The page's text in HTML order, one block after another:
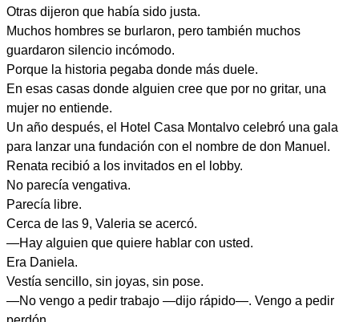
Otras dijeron que había sido justa.
Muchos hombres se burlaron, pero también muchos
guardaron silencio incómodo.
Porque la historia pegaba donde más duele.
En esas casas donde alguien cree que por no gritar, una
mujer no entiende.
Un año después, el Hotel Casa Montalvo celebró una gala
para lanzar una fundación con el nombre de don Manuel.
Renata recibió a los invitados en el lobby.
No parecía vengativa.
Parecía libre.
Cerca de las 9, Valeria se acercó.
—Hay alguien que quiere hablar con usted.
Era Daniela.
Vestía sencillo, sin joyas, sin pose.
—No vengo a pedir trabajo —dijo rápido—. Vengo a pedir